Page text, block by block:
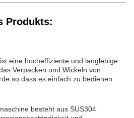
Produkts:
eine hocheffiziente und langlebige
Verpacken und Wickeln von
dass es einfach zu bedienen
besteht aus SUS304